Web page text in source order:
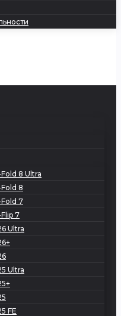
8 Ultra
8
7
7
Ultra
Ultra
FE